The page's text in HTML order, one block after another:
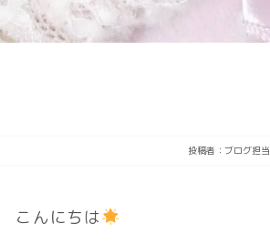
投稿者： ブログ担当
こんにちは